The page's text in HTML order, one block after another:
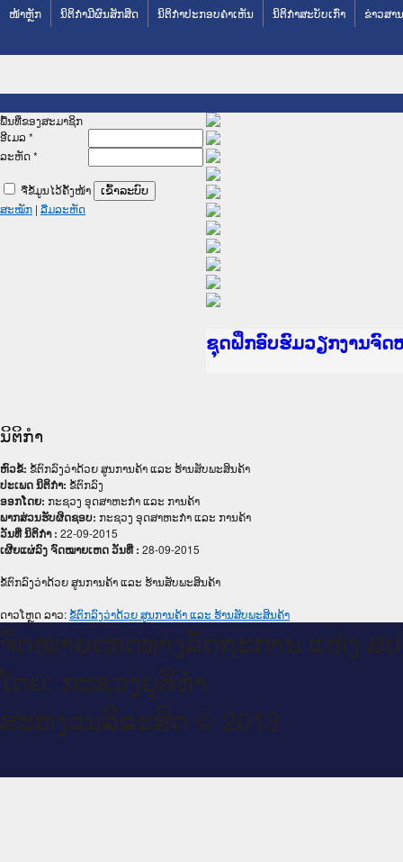
ໜ້າຫຼັກ ນິຕິກໍາມີຜົນສັກສິດ ນິຕິກໍາປະກອບຄໍາເຫັນ ນິຕິກໍາສະບັບເກົ່າ ຂ່າວສາ
ພື້ນທີ່ຂອງສະມາຊິກ
ອີເມລ *
ລະຫັດ*
ຈື່ຂໍ້ມູນໄວ້ຄັ້ງໜ້າ
ສະໝັກ | ລືມລະຫັດ
Ministry of Justice
ເຜີຍແຜ່ວັບໄຊຈົດໝາຍເຫ
ກະຊວງຍຸຕິທຳ
ຊຸດຝຶກອົບຮົມວຽກງານຈົດ
ກອງປະຊຸມທົບທວນຄືນກາ
ຝຶກອົບຮົມ ຜູ່ປະສານງານ
ຝຶກອົບຮົມ ຜູ່ປະສານງານ
ເຜີຍແຜ່ແອັບກົດໝາຍລາວ
ເຜີຍແຜ່ແອັບກົດໝາຍລາວ
ຍົກລະດັບວຽກງານຈົດໝາ
ຊຸດຝຶກອົບຮົມວຽກງານຈົດ
ນິຕິກໍາ
ຫົວຂໍ້: ຂໍ້ຕົກລົງວ່າດ້ວຍ ສູນການຄ້າ ແລະ ຮ້ານສັບພະສິນຄ້າ
ປະເພດ ນິຕິກໍາ: ຂໍ້ຕົກລົງ
ອອກໂດຍ: ກະຊວງ ອຸດສາຫະກຳ ແລະ ການຄ້າ
ພາກສ່ວນຮັບຜິດຊອບ: ກະຊວງ ອຸດສາຫະກຳ ແລະ ການຄ້າ
ວັນທີ່ ນິຕິກໍາ : 22-09-2015
ເຜີຍແຜ່ລົງ ຈົດໝາຍເຫດ ວັນທີ່ : 28-09-2015
ຂໍ້ຕົກລົງວ່າດ້ວຍ ສູນການຄ້າ ແລະ ຮ້ານສັບພະສິນຄ້າ
ດາວໂຫຼດ ລາວ:ຂໍ້ຕົກລົງວ່າດ້ວຍ ສູນການຄ້າ ແລະ ຮ້ານສັບພະສິນຄ້າ
ຈົດ​ໝາຍ​ເຫດ​ທາງ​ລັດ​ຖະ​ການ ແຫ່ງ ສ​
ໂດຍ: ກະ​ຊວງຍຸ​ຕິ​ທຳ
ສະ​ຫງວນ​ລິ​ຂະ​ສິດ © 2013